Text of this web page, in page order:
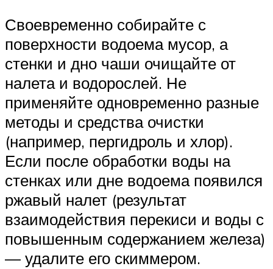
Своевременно собирайте с
поверхности водоема мусор, а
стенки и дно чаши очищайте от
налета и водорослей. Не
применяйте одновременно разные
методы и средства очистки
(например, пергидроль и хлор).
Если после обработки воды на
стенках или дне водоема появился
ржавый налет (результат
взаимодействия перекиси и воды с
повышенным содержанием железа)
— удалите его скиммером.